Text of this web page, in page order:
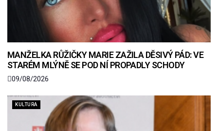
MANŽELKA RŮŽIČKY MARIE ZAŽILA DĚSIVÝ PÁD: VE
STARÉM MLÝNĚ SE POD NÍ PROPADLY SCHODY
09/08/2026
KULTURA